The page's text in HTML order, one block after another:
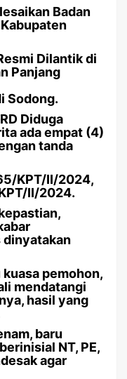
Badan
Dilantik di
Panjang
Sodong.
Diduga
ada empat (4)
tanda
KPT/II/2024,
II/2024.
dinyatakan
pemohon,
mendatangi
hasil yang
baru
NT, PE,
agar